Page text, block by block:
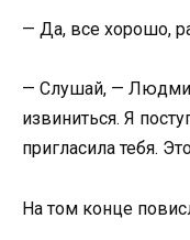
— Да, все хорошо,
— Слушай, —
извиниться. Я
пригласила тебя.
На том конце